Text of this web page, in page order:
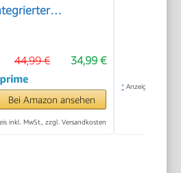
für 2
34,99 €
44,99 €
Bei Amazon ansehen
inkl. MwSt., zzgl. Versandkosten
* Anzeige